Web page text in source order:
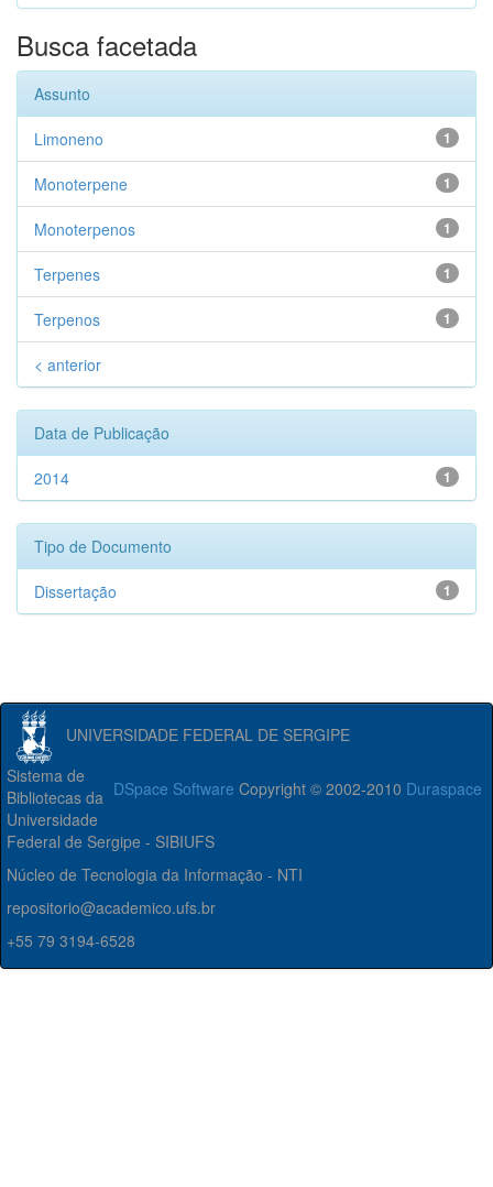
Busca facetada
Assunto
1
Limoneno
1
Monoterpene
1
Monoterpenos
1
Terpenes
1
Terpenos
< anterior
Data de Publicação
1
2014
Tipo de Documento
1
Dissertação
UNIVERSIDADE FEDERAL DE SERGIPE
DSpace Software Copyright © 2002-2010 Duraspace
Sistema de
Bibliotecas da
Universidade
Federal de Sergipe - SIBIUFS
Núcleo de Tecnologia da Informação - NTI
repositorio@academico.ufs.br
+55 79 3194-6528